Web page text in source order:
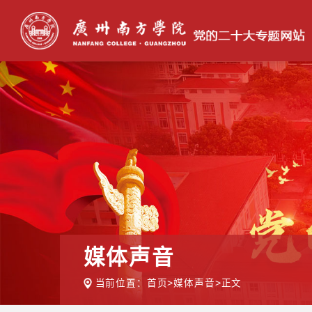
媒体声音
当前位置： 首页>媒体声音>正文